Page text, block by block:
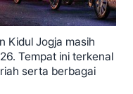
Kidul Jogja masih
Tempat ini terkenal
serta berbagai